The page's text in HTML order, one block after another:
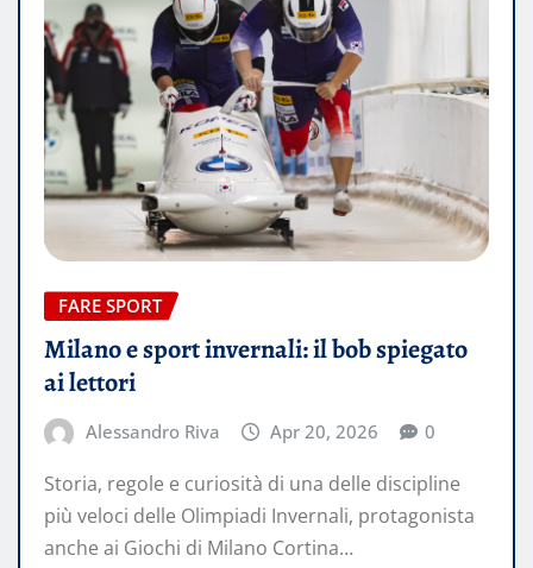
FARE SPORT
Milano e sport invernali: il bob spiegato
ai lettori
Alessandro Riva Apr 20, 2026 0
Storia, regole e curiosità di una delle discipline
più veloci delle Olimpiadi Invernali, protagonista
anche ai Giochi di Milano Cortina…